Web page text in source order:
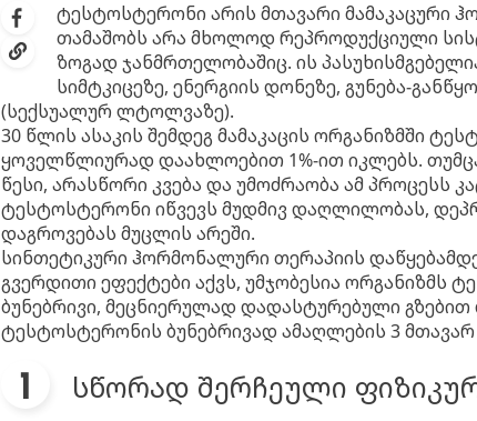
ტესტოსტერონი არის მთავარი მამაკაცური
თამაშობს არა მხოლოდ რეპროდუქციული
ზოგად ჯანმრთელობაშიც. ის
სიმტკიცეზე, ენერგიის დონეზე, გუნება-
(სექსუალურ ლტოლვაზე).
30 წლის ასაკის შემდეგ მამაკაცის ორგანიზმში
ყოველწლიურად დაახლოებით 1%-ით იკლებს.
წესი, არასწორი კვება და უმოძრაობა ამ
ტესტოსტერონი იწვევს მუდმივ დაღლილობას,
დაგროვებას მუცლის არეში.
სინთეტიკური ჰორმონალური თერაპიის
გვერდითი ეფექტები აქვს, უმჯობესია ორგანიზმს
ბუნებრივი, მეცნიერულად დადასტურებული
ტესტოსტერონის ბუნებრივად ამაღლების 3
სწორად შერჩეული